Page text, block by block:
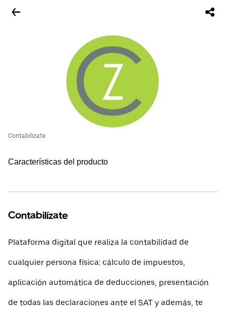
Contabilizate
Características del producto
Contabilízate
Plataforma digital que realiza la contabilidad de
cualquier persona física: cálculo de impuestos,
aplicación automática de deducciones, presentación
de todas las declaraciones ante el SAT y además, te